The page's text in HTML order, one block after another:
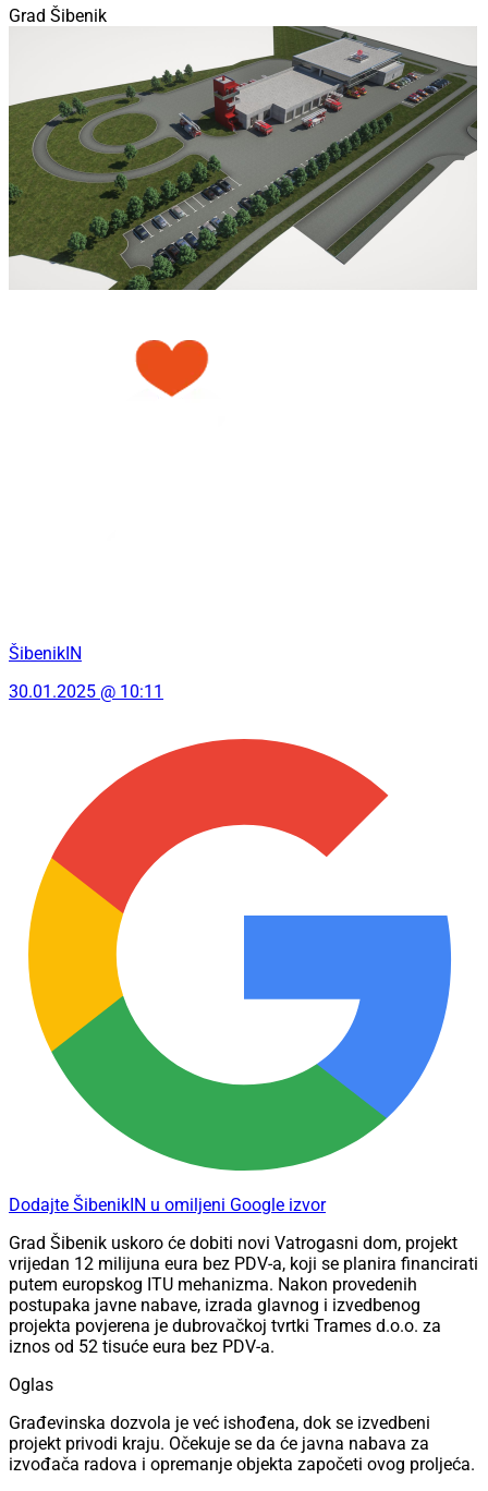
Grad Šibenik
ŠibenikIN
30.01.2025 @ 10:11
Dodajte ŠibenikIN u omiljeni Google izvor
Grad Šibenik uskoro će dobiti novi Vatrogasni dom, projekt
vrijedan 12 milijuna eura bez PDV-a, koji se planira financirati
putem europskog ITU mehanizma. Nakon provedenih
postupaka javne nabave, izrada glavnog i izvedbenog
projekta povjerena je dubrovačkoj tvrtki Trames d.o.o. za
iznos od 52 tisuće eura bez PDV-a.
Oglas
Građevinska dozvola je već ishođena, dok se izvedbeni
projekt privodi kraju. Očekuje se da će javna nabava za
izvođača radova i opremanje objekta započeti ovog proljeća.